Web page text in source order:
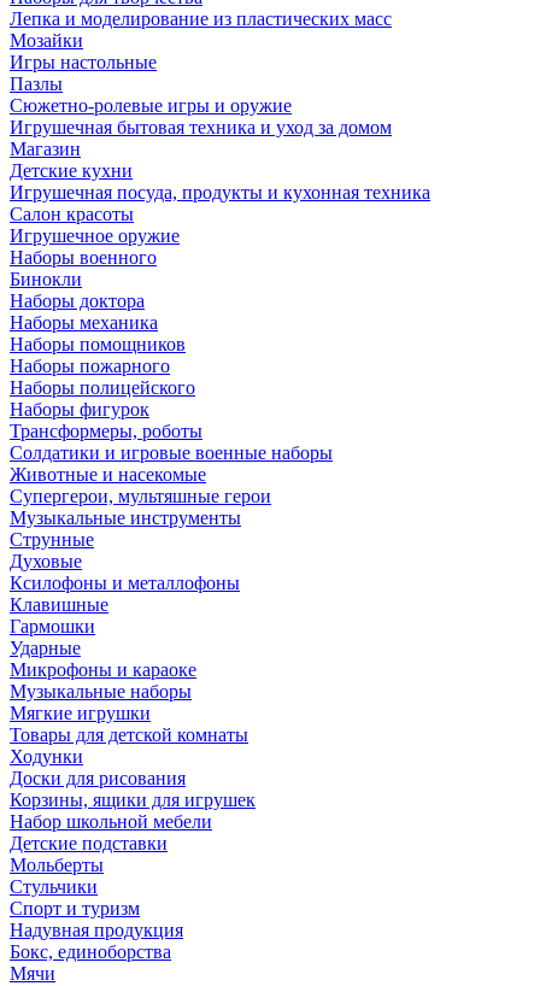
Лепка и моделирование из пластических масс
Мозайки
Игры настольные
Пазлы
Сюжетно-ролевые игры и оружие
Игрушечная бытовая техника и уход за домом
Магазин
Детские кухни
Игрушечная посуда, продукты и кухонная техника
Салон красоты
Игрушечное оружие
Наборы военного
Бинокли
Наборы доктора
Наборы механика
Наборы помощников
Наборы пожарного
Наборы полицейского
Наборы фигурок
Трансформеры, роботы
Солдатики и игровые военные наборы
Животные и насекомые
Супергерои, мультяшные герои
Музыкальные инструменты
Струнные
Духовые
Ксилофоны и металлофоны
Клавишные
Гармошки
Ударные
Микрофоны и караоке
Музыкальные наборы
Мягкие игрушки
Товары для детской комнаты
Ходунки
Доски для рисования
Корзины, ящики для игрушек
Набор школьной мебели
Детские подставки
Мольберты
Стульчики
Спорт и туризм
Надувная продукция
Бокс, единоборства
Мячи